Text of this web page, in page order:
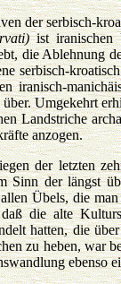
der serbisch-
ist iranischen
die Ablehnung
serbisch-
iranisch-
Umgekehrt
Landstriche
anzogen.
der letzten
Sinn der längst
Übels, die
die alte
hatten, die
zu heben, war
ebenso